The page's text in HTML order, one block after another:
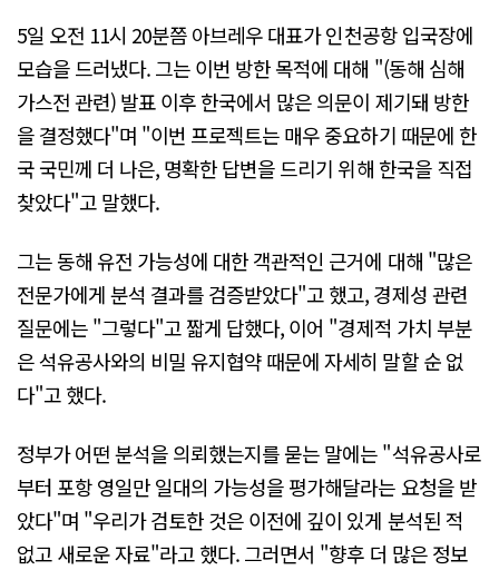
5일 오전 11시 20분쯤 아브레우 대표가 인천공항 입국장에
모습을 드러냈다. 그는 이번 방한 목적에 대해 "(동해 심해
가스전 관련) 발표 이후 한국에서 많은 의문이 제기돼 방한
을 결정했다"며 "이번 프로젝트는 매우 중요하기 때문에 한
국 국민께 더 나은, 명확한 답변을 드리기 위해 한국을 직접
찾았다"고 말했다.
그는 동해 유전 가능성에 대한 객관적인 근거에 대해 "많은
전문가에게 분석 결과를 검증받았다"고 했고, 경제성 관련
질문에는 "그렇다"고 짧게 답했다, 이어 "경제적 가치 부분
은 석유공사와의 비밀 유지협약 때문에 자세히 말할 순 없
다"고 했다.
정부가 어떤 분석을 의뢰했는지를 묻는 말에는 "석유공사로
부터 포항 영일만 일대의 가능성을 평가해달라는 요청을 받
았다"며 "우리가 검토한 것은 이전에 깊이 있게 분석된 적
없고 새로운 자료"라고 했다. 그러면서 "향후 더 많은 정보